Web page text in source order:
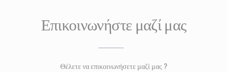
Επικοινωνήστε μαζί μας
Θέλετε να επικοινωνήσετε μαζί μας ?